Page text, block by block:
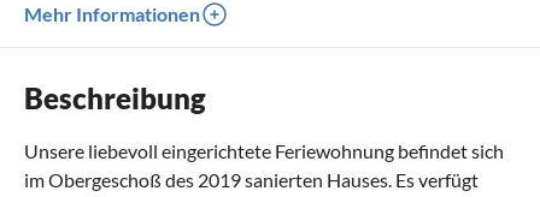
Mehr Informationen
Beschreibung
Unsere liebevoll eingerichtete Feriewohnung befindet sich
im Obergeschoß des 2019 sanierten Hauses. Es verfügt